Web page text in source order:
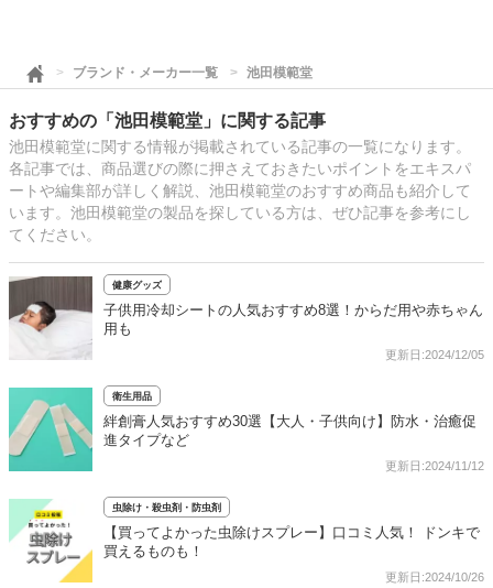
ブランド・メーカー一覧 池田模範堂
おすすめの「池田模範堂」に関する記事
池田模範堂に関する情報が掲載されている記事の一覧になります。
各記事では、商品選びの際に押さえておきたいポイントをエキスパ
ートや編集部が詳しく解説、池田模範堂のおすすめ商品も紹介して
います。池田模範堂の製品を探している方は、ぜひ記事を参考にし
てください。
健康グッズ
子供用冷却シートの人気おすすめ8選！からだ用や赤ちゃん
用も
更新日:2024/12/05
衛生用品
絆創膏人気おすすめ30選【大人・子供向け】防水・治癒促
進タイプなど
更新日:2024/11/12
虫除け・殺虫剤・防虫剤
【買ってよかった虫除けスプレー】口コミ人気！ ドンキで
買えるものも！
更新日:2024/10/26